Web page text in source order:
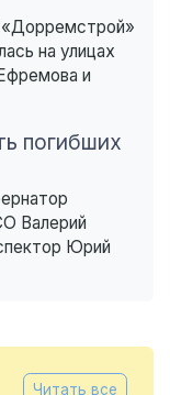
на улицах
и
погибших
Валерий
Юрий
Читать все